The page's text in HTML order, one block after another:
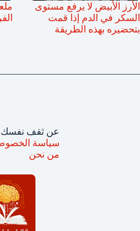
الأرز الأبيض لا يرفع مستوى
السكر في الدم إذا قمت
بتحضيره بهذه الطريقة
عن ثقف نفسك
سياسة
من نحن